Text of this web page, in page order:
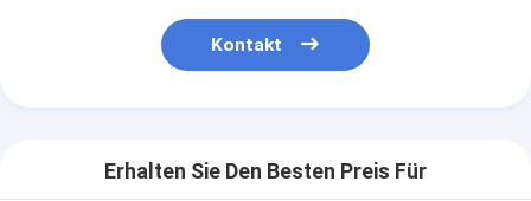
Kontakt
Erhalten Sie Den Besten Preis Für